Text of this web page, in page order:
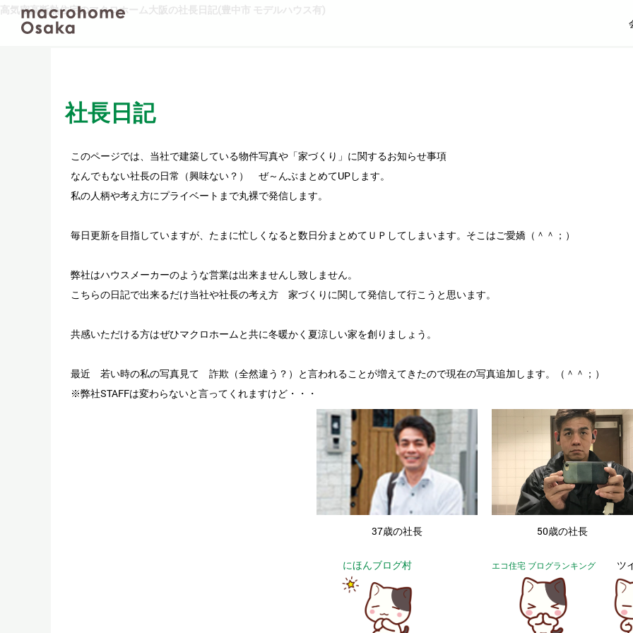
高気密高断熱住宅のマクロホーム大阪の社長日記(豊中市 モデルハウス有)
社長日記
このページでは、当社で建築している物件写真や「家づくり」に関するお知らせ事項
なんでもない社長の日常（興味ない？） ぜ～んぶまとめてUPします。
私の人柄や考え方にプライベートまで丸裸で発信します。
毎日更新を目指していますが、たまに忙しくなると数日分まとめてＵＰしてしまいます。そこはご愛嬌（＾＾；）
弊社はハウスメーカーのような営業は出来ませんし致しません。
こちらの日記で出来るだけ当社や社長の考え方 家づくりに関して発信して行こうと思います。
共感いただける方はぜひマクロホームと共に冬暖かく夏涼しい家を創りましょう。
最近 若い時の私の写真見て 詐欺（全然違う？）と言われることが増えてきたので現在の写真追加します。（＾＾；）
※弊社STAFFは変わらないと言ってくれますけど・・・
37歳の社長 50歳の社長
にほんブログ村 エコ住宅 ブログランキング ツ